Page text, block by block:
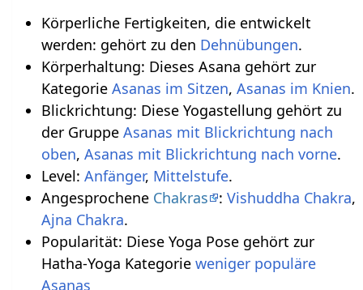
Körperliche Fertigkeiten, die entwickelt
werden: gehört zu den Dehnübungen.
Körperhaltung: Dieses Asana gehört zur
Kategorie Asanas im Sitzen, Asanas im Knien.
Blickrichtung: Diese Yogastellung gehört zu
der Gruppe Asanas mit Blickrichtung nach
oben, Asanas mit Blickrichtung nach vorne.
Level: Anfänger, Mittelstufe.
Angesprochene Chakras : Vishuddha Chakra,
Ajna Chakra.
Popularität: Diese Yoga Pose gehört zur
Hatha-Yoga Kategorie weniger populäre
Asanas